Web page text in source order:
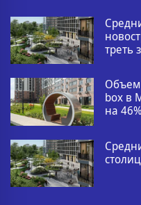
треть
Объем
box в
на 46%